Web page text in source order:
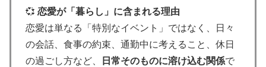
💞 恋愛が「暮らし」に含まれる理由
恋愛は単なる「特別なイベント」ではなく、日々
の会話、食事の約束、通勤中に考えること、休日
の過ごし方など、
日常そのものに溶け込む関係で